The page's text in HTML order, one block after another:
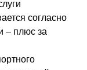
согласно
– плюс за